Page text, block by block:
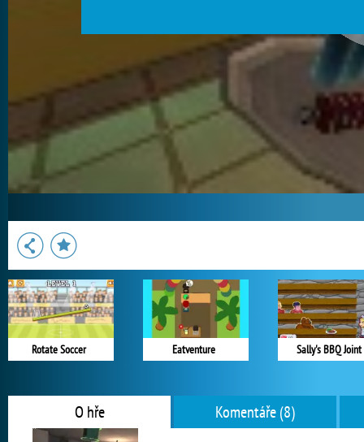
Rotate Soccer Eatventure Sally's BBQ Joint
O hře Komentáře (8)